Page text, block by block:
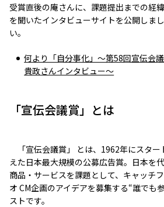
受賞直後の庵さんに、課題提出までの経
を聞いたインタビューサイトを公開しま
い。
何より「自分事化」～第58回宣伝会
貴政さんインタビュー～
「宣伝会議賞」とは
「宣伝会議賞」 とは、1962年にスター
えた日本最大規模の公募広告賞。日本を
商品・サービスを課題として、キャッチ
オ CM企画のアイデアを募集する“誰でも
ストです。